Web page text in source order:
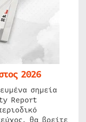
2026
σημεία
Report
θα βρείτε